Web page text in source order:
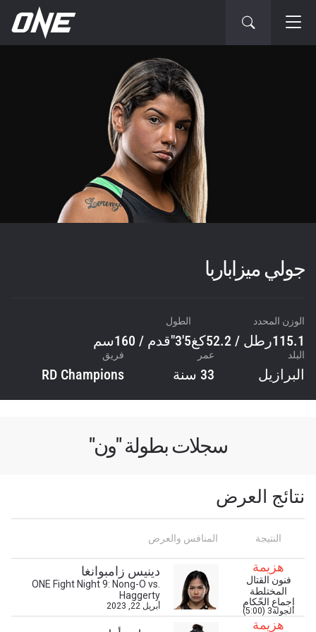
جولي ميزاباربا
الوزن المحدد
115.1رطل / 52.2كغ
الطول
5'3"قدم / 160سم
البلد
البرازيل
عمر
33 سنة
فريق
RD Champions
سجلات بطولة "ون"
نتائج العرض
النتيجة المنافس والعرض
هزيمة
فنون القتال
المختلطة
إجماع الحّكام
الجولة3 (5:00)
دينيس زامبوانغا
ONE Fight Night 9: Nong-O vs.
Haggerty
أبريل 22, 2023
هزيمة
ابق على اطّلاع